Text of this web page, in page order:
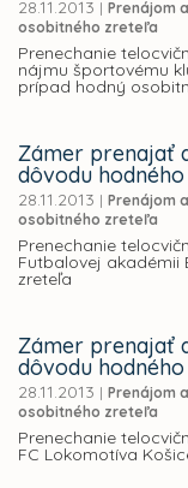
28.11.2013 | Prenájom
osobitného zreteľa
Prenechanie
nájmu športovému
prípad hodný
Zámer prenajať
dôvodu
28.11.2013 | Prenájom
osobitného zreteľa
Prenechanie
Futbalovej akadémii
zreteľa
Zámer prenajať
dôvodu
28.11.2013 | Prenájom
osobitného zreteľa
Prenechanie
FC Lokomotíva